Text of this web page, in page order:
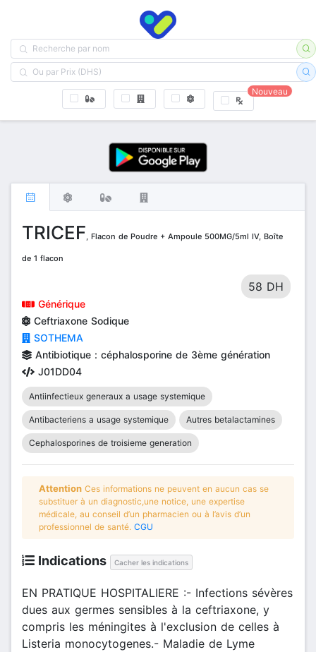
Nouveau
TRICEF, Flacon de Poudre + Ampoule 500MG/5ml IV, Boîte
de 1 flacon
58 DH
Générique
Ceftriaxone Sodique
SOTHEMA
Antibiotique : céphalosporine de 3ème génération
J01DD04
Antiinfectieux generaux a usage systemique
Antibacteriens a usage systemique Autres betalactamines
Cephalosporines de troisieme generation
Attention Ces informations ne peuvent en aucun cas se
substituer à un diagnostic,une notice, une expertise
médicale, au conseil d’un pharmacien ou à l’avis d’un
professionnel de santé. CGU
Indications Cacher les indications
EN PRATIQUE HOSPITALIERE :- Infections sévères
dues aux germes sensibles à la ceftriaxone, y
compris les méningites à l'exclusion de celles à
Listeria monocytogenes.- Maladie de Lyme